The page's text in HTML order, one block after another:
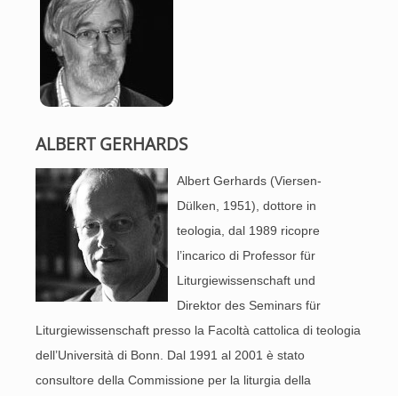
ALBERT GERHARDS
Albert Gerhards (Viersen-
Dülken, 1951), dottore in
teologia, dal 1989 ricopre
l’incarico di Professor für
Liturgiewissenschaft und
Direktor des Seminars für
Liturgiewissenschaft presso la Facoltà cattolica di teologia
dell’Università di Bonn. Dal 1991 al 2001 è stato
consultore della Commissione per la liturgia della